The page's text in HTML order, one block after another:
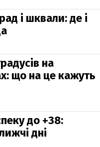
і шквали: де і
на
що на це кажуть
до +38:
дні